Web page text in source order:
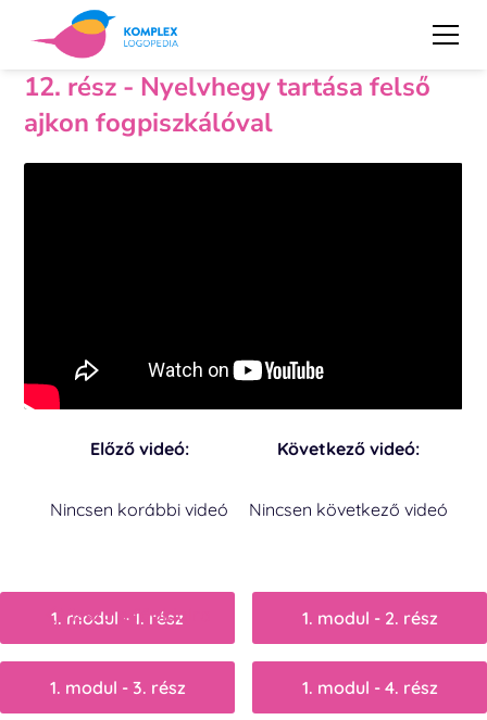
12. rész - Nyelvhegy tartása felső
ajkon fogpiszkálóval
Előző videó:
Nincsen korábbi videó
Következő videó:
Nincsen következő videó
Vissza a főoldalra
1. modul - 1. rész 1. modul - 2. rész
1. modul - 3. rész 1. modul - 4. rész